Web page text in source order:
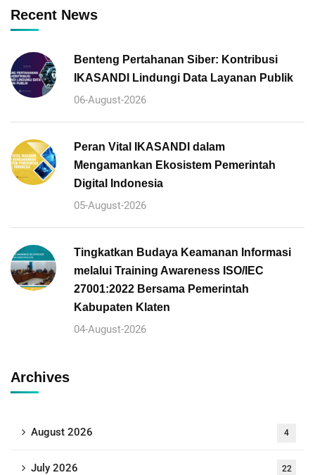
Recent News
Benteng Pertahanan Siber: Kontribusi
IKASANDI Lindungi Data Layanan Publik
06-August-2026
Peran Vital IKASANDI dalam
Mengamankan Ekosistem Pemerintah
Digital Indonesia
05-August-2026
Tingkatkan Budaya Keamanan Informasi
melalui Training Awareness ISO/IEC
27001:2022 Bersama Pemerintah
Kabupaten Klaten
04-August-2026
Archives
August 2026 4
July 2026 22